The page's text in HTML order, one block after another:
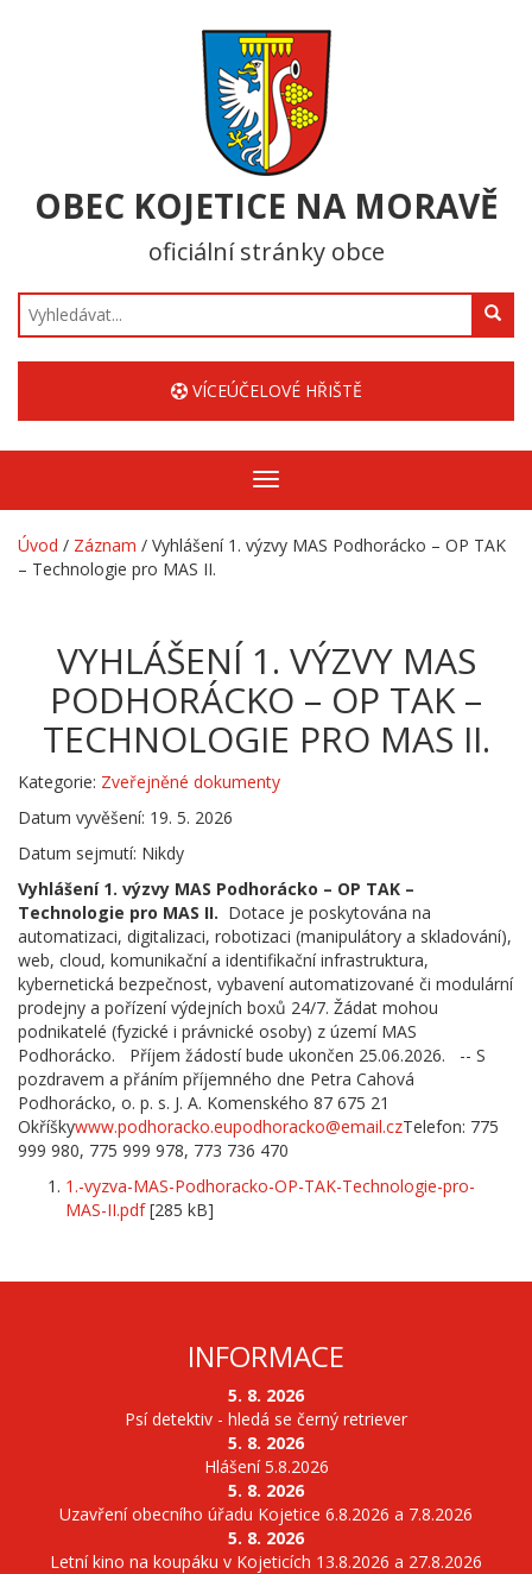
OBEC KOJETICE NA MORAVĚ
oficiální stránky obce
Hledat
VÍCEÚČELOVÉ HŘIŠTĚ
Zobrazit/skrýt
navigaci
Úvod / Záznam / Vyhlášení 1. výzvy MAS Podhorácko – OP TAK
– Technologie pro MAS II.
VYHLÁŠENÍ 1. VÝZVY MAS
PODHORÁCKO – OP TAK –
TECHNOLOGIE PRO MAS II.
Kategorie: Zveřejněné dokumenty
Datum vyvěšení: 19. 5. 2026
Datum sejmutí: Nikdy
Vyhlášení 1. výzvy MAS Podhorácko – OP TAK –
Technologie pro MAS II. Dotace je poskytována na
automatizaci, digitalizaci, robotizaci (manipulátory a skladování),
web, cloud, komunikační a identifikační infrastruktura,
kybernetická bezpečnost, vybavení automatizované či modulární
prodejny a pořízení výdejních boxů 24/7. Žádat mohou
podnikatelé (fyzické i právnické osoby) z území MAS
Podhorácko. Příjem žádostí bude ukončen 25.06.2026. -- S
pozdravem a přáním příjemného dne Petra Cahová
Podhorácko, o. p. s. J. A. Komenského 87 675 21
Okříškywww.podhoracko.eupodhoracko@email.czTelefon: 775
999 980, 775 999 978, 773 736 470
1.-vyzva-MAS-Podhoracko-OP-TAK-Technologie-pro-
MAS-II.pdf[285 kB]
INFORMACE
5. 8. 2026
Psí detektiv - hledá se černý retriever
5. 8. 2026
Hlášení 5.8.2026
5. 8. 2026
Uzavření obecního úřadu Kojetice 6.8.2026 a 7.8.2026
5. 8. 2026
Letní kino na koupáku v Kojeticích 13.8.2026 a 27.8.2026